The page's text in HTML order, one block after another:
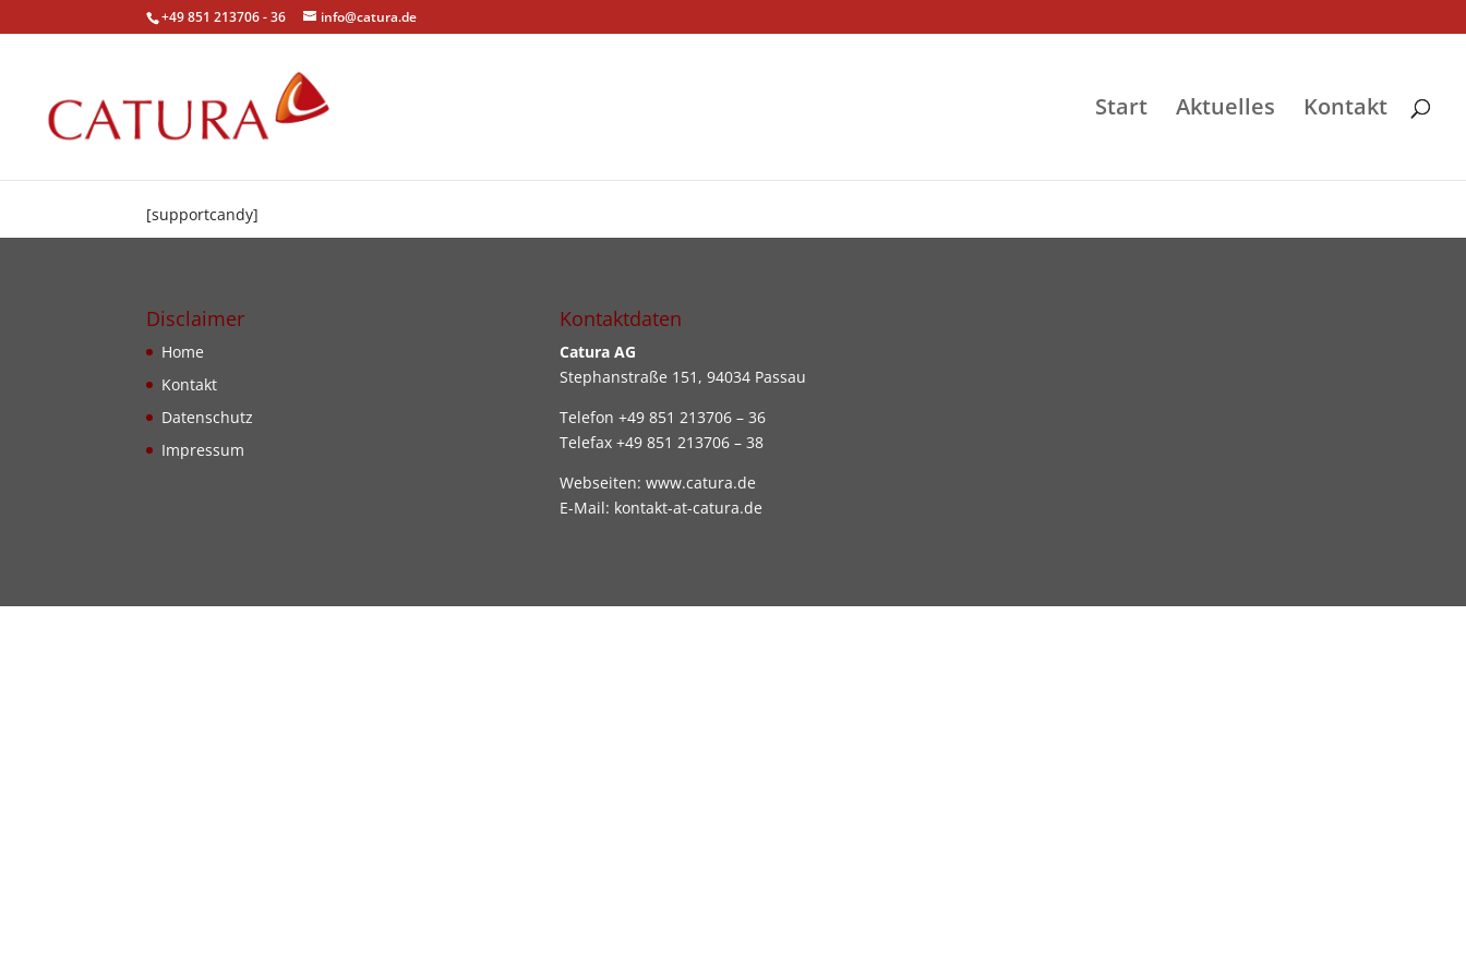
+49 851 213706 - 36 info@catura.de
Start Aktuelles Kontakt
[supportcandy]
Disclaimer
Home
Kontakt
Datenschutz
Impressum
Kontaktdaten
Catura AG
Stephanstraße 151, 94034 Passau
Telefon +49 851 213706 – 36
Telefax +49 851 213706 – 38
Webseiten: www.catura.de
E-Mail: kontakt-at-catura.de